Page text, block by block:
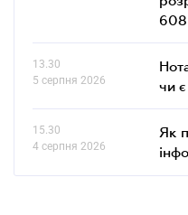
608
13.30
5 серпня 2026
чи
15.30
4 серпня 2026
Як